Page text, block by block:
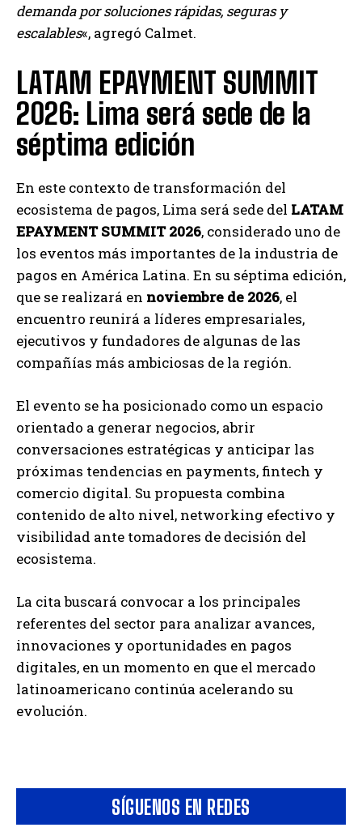
SÍGUENOS EN REDES
demanda por soluciones rápidas, seguras y
escalables«, agregó Calmet.
LATAM EPAYMENT SUMMIT
2026: Lima será sede de la
séptima edición
En este contexto de transformación del
ecosistema de pagos, Lima será sede del LATAM
EPAYMENT SUMMIT 2026, considerado uno de
los eventos más importantes de la industria de
pagos en América Latina. En su séptima edición,
que se realizará en noviembre de 2026, el
encuentro reunirá a líderes empresariales,
ejecutivos y fundadores de algunas de las
compañías más ambiciosas de la región.
El evento se ha posicionado como un espacio
orientado a generar negocios, abrir
conversaciones estratégicas y anticipar las
próximas tendencias en payments, fintech y
comercio digital. Su propuesta combina
contenido de alto nivel, networking efectivo y
visibilidad ante tomadores de decisión del
ecosistema.
La cita buscará convocar a los principales
referentes del sector para analizar avances,
innovaciones y oportunidades en pagos
digitales, en un momento en que el mercado
latinoamericano continúa acelerando su
evolución.